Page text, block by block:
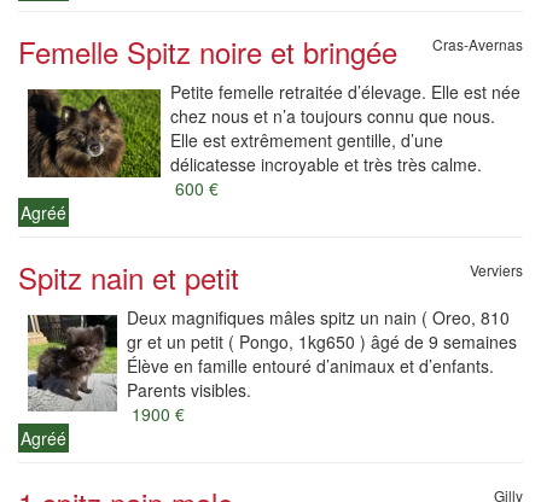
Femelle Spitz noire et bringée Cras-Avernas
Petite femelle retraitée d’élevage. Elle est née
chez nous et n’a toujours connu que nous.
Elle est extrêmement gentille, d’une
délicatesse incroyable et très très calme.
600 €
Agréé
Spitz nain et petit Verviers
Deux magnifiques mâles spitz un nain ( Oreo, 810
gr et un petit ( Pongo, 1kg650 ) âgé de 9 semaines
Élève en famille entouré d’animaux et d’enfants.
Parents visibles.
1900 €
Agréé
Gilly